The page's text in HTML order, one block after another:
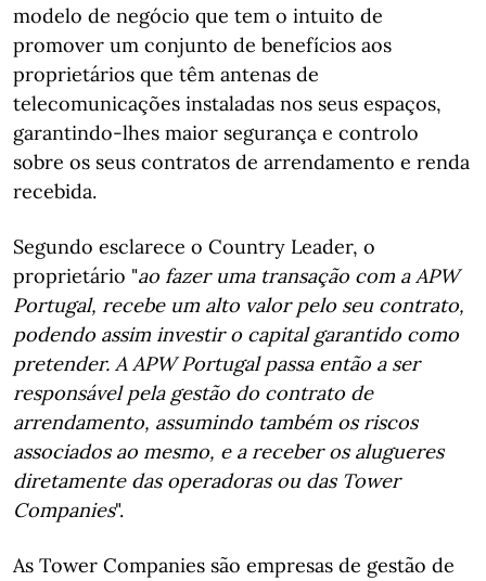
modelo de negócio que tem o intuito de
promover um conjunto de benefícios aos
proprietários que têm antenas de
telecomunicações instaladas nos seus espaços,
garantindo-lhes maior segurança e controlo
sobre os seus contratos de arrendamento e renda
recebida.
Segundo esclarece o Country Leader, o
proprietário "ao fazer uma transação com a APW
Portugal, recebe um alto valor pelo seu contrato,
podendo assim investir o capital garantido como
pretender. A APW Portugal passa então a ser
responsável pela gestão do contrato de
arrendamento, assumindo também os riscos
associados ao mesmo, e a receber os alugueres
diretamente das operadoras ou das Tower
Companies".
As Tower Companies são empresas de gestão de